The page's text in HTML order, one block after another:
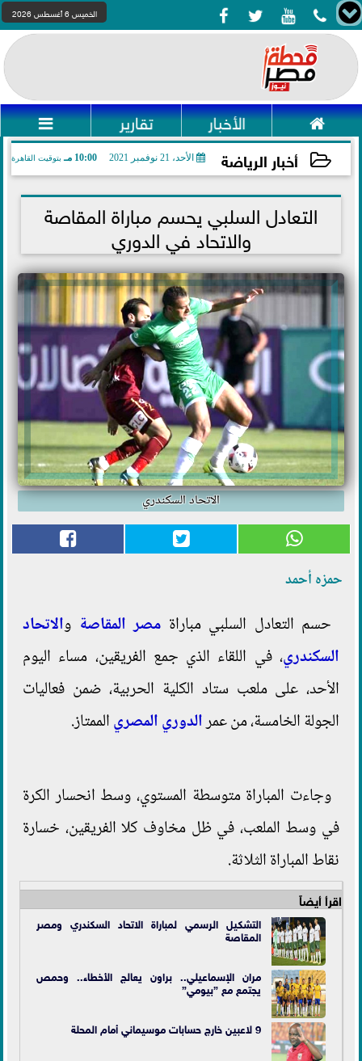
    الخميس 6 أغسطس 2026
 الأخبار تقارير 
أخبار الرياضة الأحد، 21 نوفمبر 2021 10:00 مـ بتوقيت القاهرة
2021-11-21 22:00:41التعادل السلبي يحسم مباراة المقاصة
والاتحاد في الدوري
الاتحاد السكندري
حمزه أحمد
حسم التعادل السلبي مباراة مصر المقاصة والاتحاد
السكندري، في اللقاء الذي جمع الفريقين، مساء اليوم
الأحد، على ملعب ستاد الكلية الحربية، ضمن فعاليات
الجولة الخامسة، من عمرالدوري المصريالممتاز.
وجاءت المباراة متوسطة المستوي، وسط انحسار الكرة
في وسط الملعب، في ظل مخاوف كلا الفريقين، خسارة
نقاط المباراة الثلاثة.
اقرأ أيضاً
التشكيل الرسمي لمباراة الاتحاد السكندري ومصر
المقاصة
مران الإسماعيلي.. براون يعالج الأخطاء.. وحمص
يجتمع مع ”بيومي”
9 لاعبين خارج حسابات موسيماني أمام المحلة